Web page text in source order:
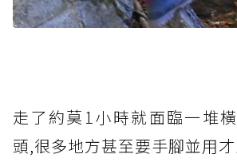
走了約莫1小時就面臨一堆
頭,很多地方甚至要手腳並用